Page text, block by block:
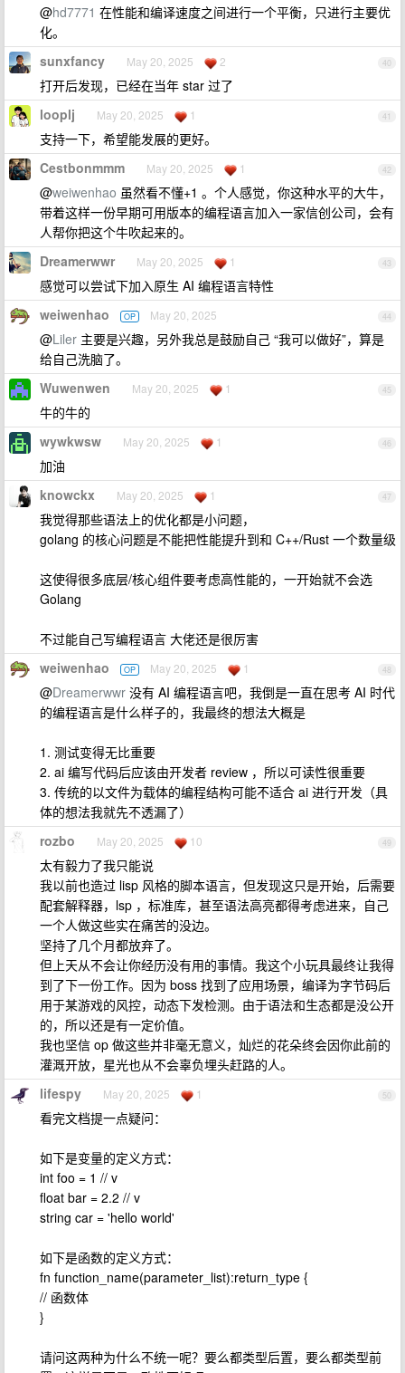
@hd7771 在性能和编译速度之间进行一个平衡，只进行主要优
化。
40
sunxfancy May 20, 2025 2
打开后发现，已经在当年 star 过了
41
looplj May 20, 2025 1
支持一下，希望能发展的更好。
42
Cestbonmmm May 20, 2025 1
@weiwenhao 虽然看不懂+1 。个人感觉，你这种水平的大牛，
带着这样一份早期可用版本的编程语言加入一家信创公司，会有
人帮你把这个牛吹起来的。
43
Dreamerwwr May 20, 2025 1
感觉可以尝试下加入原生 AI 编程语言特性
44
weiwenhao OP May 20, 2025
@Liler 主要是兴趣，另外我总是鼓励自己 “我可以做好”，算是
给自己洗脑了。
45
Wuwenwen May 20, 2025 1
牛的牛的
46
wywkwsw May 20, 2025 1
加油
47
knowckx May 20, 2025 1
我觉得那些语法上的优化都是小问题，
golang 的核心问题是不能把性能提升到和 C++/Rust 一个数量级
这使得很多底层/核心组件要考虑高性能的，一开始就不会选
Golang
不过能自己写编程语言 大佬还是很厉害
48
weiwenhao OP May 20, 2025 1
@Dreamerwwr 没有 AI 编程语言吧，我倒是一直在思考 AI 时代
的编程语言是什么样子的，我最终的想法大概是
1. 测试变得无比重要
2. ai 编写代码后应该由开发者 review ，所以可读性很重要
3. 传统的以文件为载体的编程结构可能不适合 ai 进行开发（具
体的想法我就先不透漏了）
49
rozbo May 20, 2025 10
太有毅力了我只能说
我以前也造过 lisp 风格的脚本语言，但发现这只是开始，后需要
配套解释器，lsp ，标准库，甚至语法高亮都得考虑进来，自己
一个人做这些实在痛苦的没边。
坚持了几个月都放弃了。
但上天从不会让你经历没有用的事情。我这个小玩具最终让我得
到了下一份工作。因为 boss 找到了应用场景，编译为字节码后
用于某游戏的风控，动态下发检测。由于语法和生态都是没公开
的，所以还是有一定价值。
我也坚信 op 做这些并非毫无意义，灿烂的花朵终会因你此前的
灌溉开放，星光也从不会辜负埋头赶路的人。
50
lifespy May 20, 2025 1
看完文档提一点疑问：
如下是变量的定义方式：
int foo = 1 // v
float bar = 2.2 // v
string car = 'hello world'
如下是函数的定义方式：
fn function_name(parameter_list):return_type {
// 函数体
}
请问这两种为什么不统一呢？要么都类型后置，要么都类型前